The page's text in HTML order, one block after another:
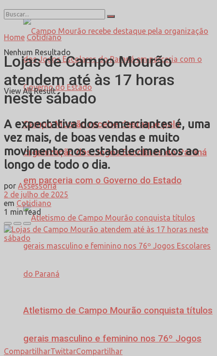
Campo Mourão recebe destaque pela
organização dos Jogos Escolares do Paraná
em parceria com o Governo do Estado
Atletismo de Campo Mourão conquista títulos
gerais masculino e feminino nos 76º Jogos
Nenhum Resultado
View All Result
Home Cotidiano
Lojas de Campo Mourão
atendem até às 17 horas
neste sábado
A expectativa dos comerciantes é, uma
vez mais, de boas vendas e muito
movimento nos estabelecimentos ao
longo de todo o dia.
por Assessoria
2 de julho de 2025
em Cotidiano
1 min read
CompartilharTwittarCompartilhar